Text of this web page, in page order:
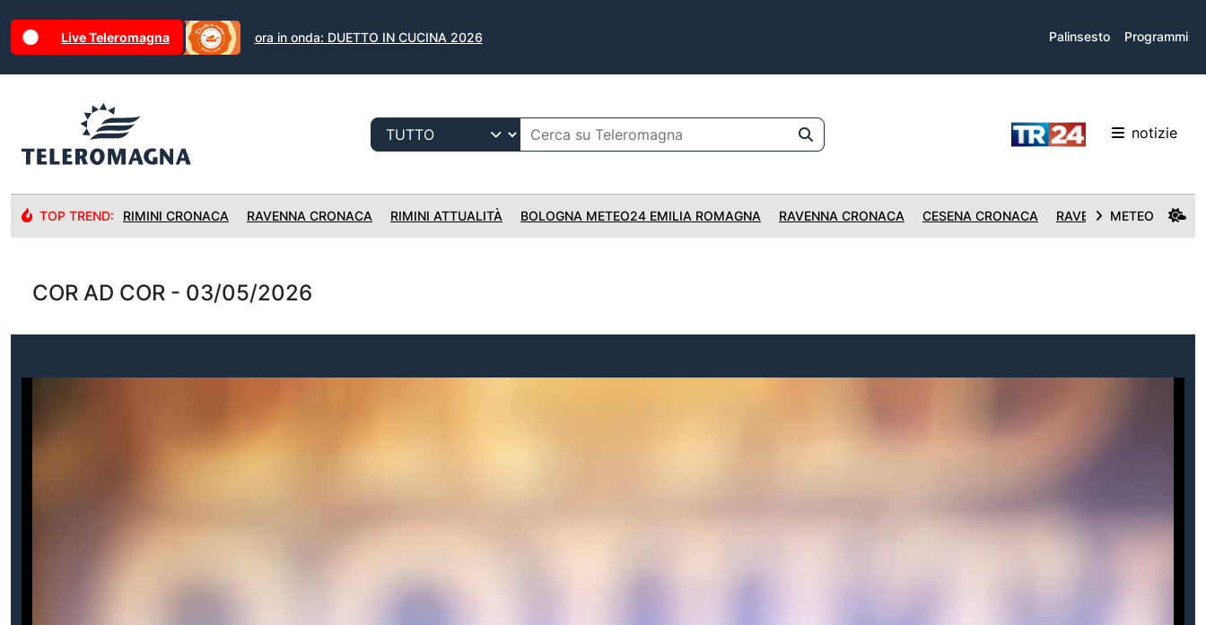
Live Teleromagna ora in onda: DUETTO IN CUCINA 2026 Palinsesto Programmi
notizie
TOP TREND: RIMINI CRONACA RAVENNA CRONACA RIMINI ATTUALITÀ BOLOGNA METEO24 EMILIA ROMAGNA RAVENNA CRONACA CESENA CRONACA RAVENNA CRONACA
METEO
COR AD COR - 03/05/2026